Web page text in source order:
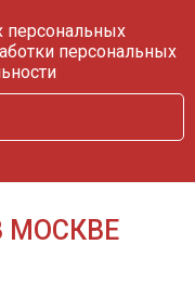
персональных
персональных